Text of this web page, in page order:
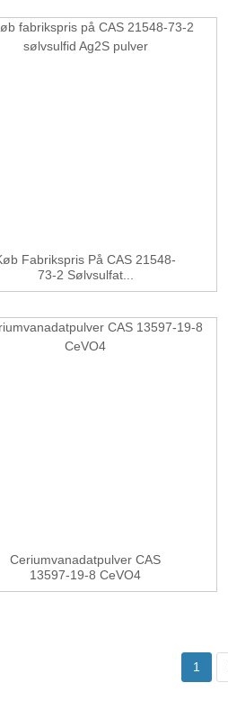
Fabrikspris På CAS 21548-
73-2 Sølvsulfat...
Ceriumvanadatpulver CAS
13597-19-8 CeVO4
1